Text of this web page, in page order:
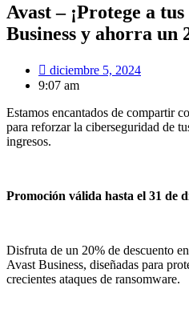
Avast – ¡Protege a
Business y ahorra un
diciembre 5, 2024
9:07 am
Estamos encantados de compartir
para reforzar la ciberseguridad de
ingresos.
Promoción válida hasta el 31 de
Disfruta de un 20% de descuento
Avast Business, diseñadas para
crecientes ataques de ransomware.